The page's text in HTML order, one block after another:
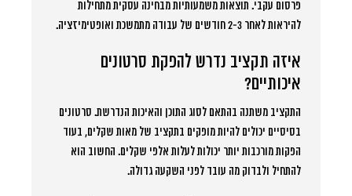
פרסום עקבי. תוצאות משמעותיות מבחינה עסקית מתחילות
להיראות לאחר 2-3 חודשים של עבודה מתמשכת ואופטימיזציה.
איזה תקציב נדרש להפקת סרטונים
איכותיים?
התקציב משתנה בהתאם לסוג התוכן והאיכות הנדרשת. סרטונים
בסיסיים יכולים להיות מופקים בתקציב של מאות שקלים, בעוד
הפקות מורכבות יותר יכולות לעלות אלפי שקלים. החשוב הוא
להתחיל ולבדוק מה עובד לפני השקעה גדולה.